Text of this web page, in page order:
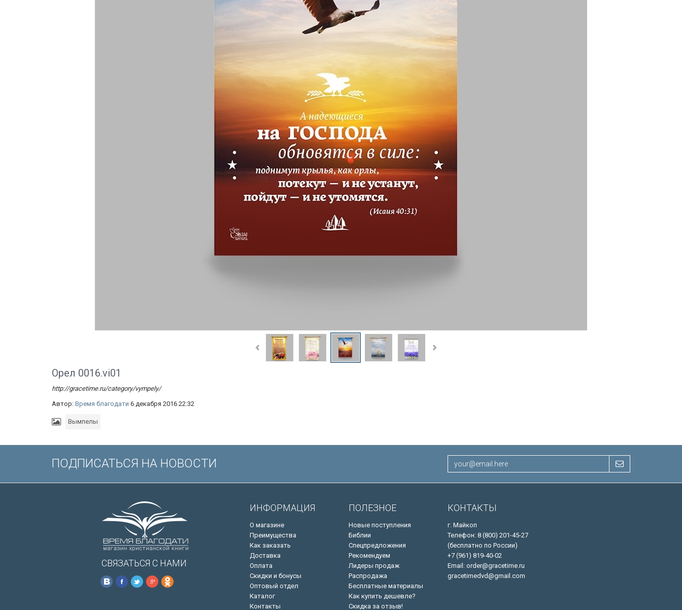
Орел 0016.vi01
http://gracetime.ru/category/vympely/
Автор: Время благодати 6 декабря 2016 22:32
Вымпелы
ПОДПИСАТЬСЯ НА НОВОСТИ
СВЯЗАТЬСЯ С НАМИ
ИНФОРМАЦИЯ
О магазине
Преимущества
Как заказать
Доставка
Оплата
Скидки и бонусы
Оптовый отдел
Каталог
Контакты
ПОЛЕЗНОЕ
Новые поступления
Библии
Спецпредложения
Рекомендуем
Лидеры продаж
Распродажа
Бесплатные материалы
Как купить дешевле?
Скидка за отзыв!
КОНТАКТЫ
г. Майкоп
Телефон: 8 (800) 201-45-27
(бесплатно по России)
+7 (961) 819-40-02
Email: order@gracetime.ru
gracetimedvd@gmail.com